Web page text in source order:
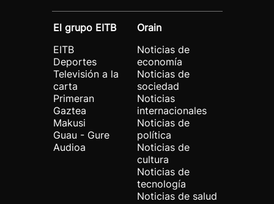
El grupo EITB
EITB
Deportes
Televisión a la
carta
Primeran
Gaztea
Makusi
Guau - Gure
Audioa
Orain
Noticias de
economía
Noticias de
sociedad
Noticias
internacionales
Noticias de
política
Noticias de
cultura
Noticias de
tecnología
Noticias de salud